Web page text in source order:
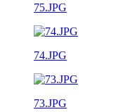
75.JPG
74.JPG
73.JPG